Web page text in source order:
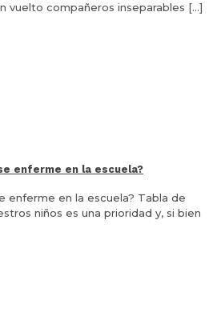
vuelto compañeros inseparables […]
enferme en la escuela?
enferme en la escuela? Tabla de
niños es una prioridad y, si bien